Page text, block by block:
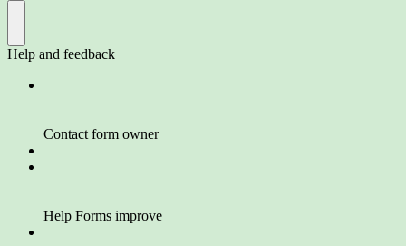
Help and feedback
Contact form owner
Help Forms improve